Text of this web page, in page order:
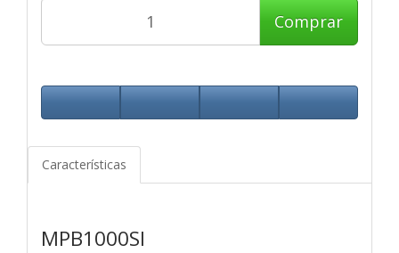
Comprar
Características
MPB1000SI